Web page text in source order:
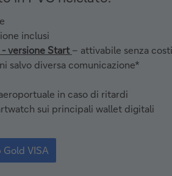
inclusi
versione Start– attivabile senza
salvo diversa comunicazione*
in caso di ritardi
sui principali wallet digitali
VISA